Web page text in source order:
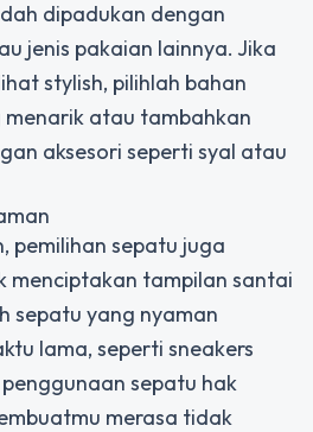
dipadukan dengan
jenis pakaian lainnya. Jika
stylish, pilihlah bahan
atau tambahkan
aksesori seperti syal atau
pemilihan sepatu juga
menciptakan tampilan santai
sepatu yang nyaman
lama, seperti sneakers
sepatu hak
merasa tidak